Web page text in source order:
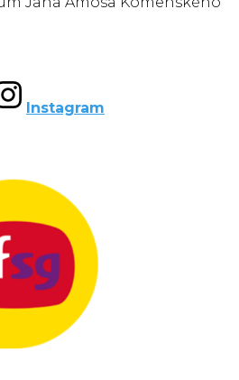
Instagram